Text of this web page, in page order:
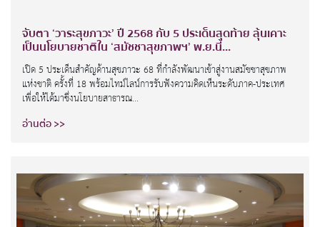
จับตา ‘วาระสุขภาวะ’ ปี 2568 กับ 5 ประเด็นสุดท้าย ลุ้นเคาะ
เป็นนโยบายชาติใน ‘สมัชชาสุขภาพฯ’ พ.ย.นี้...
เปิด 5 ประเด็นสำคัญด้านสุขภาวะ 68 ที่กำลังพัฒนาเข้าสู่งานสมัชชาสุขภาพ
แห่งชาติ ครั้งที่ 18 พร้อมไทม์ไลน์การรับฟังความคิดเห็นระดับภาค-ประเทศ
เพื่อให้ได้มาซึ่งนโยบายสาธารณ...
อ่านต่อ >>